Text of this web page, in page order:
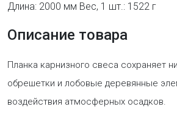
Длина: 2000 мм Вес, 1 шт.: 1522 г
Описание товара
Планка карнизного свеса сохраняет
обрешетки и лобовые деревянные
воздействия атмосферных осадков.